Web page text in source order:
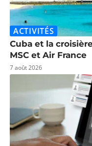
ACTIVITÉS
Cuba et la
MSC et Air France
7 août 2026